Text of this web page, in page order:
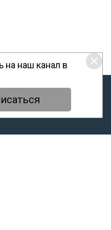
согласием наобработку
на наш канал в